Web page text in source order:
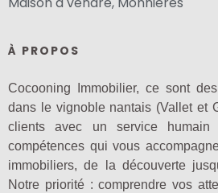
À PROPOS
Cocooning Immobilier, ce sont
dans le vignoble nantais (Vallet et
clients avec un service
compétences qui vous
immobiliers, de la découverte
Notre priorité : comprendre vos